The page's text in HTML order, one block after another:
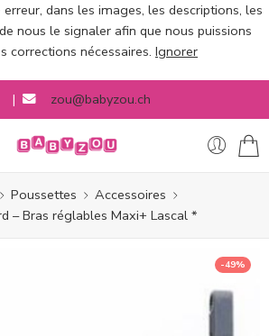
dans les images, les descriptions, les
nous le signaler afin que nous puissions
corrections nécessaires. Ignorer
| zou@babyzou.ch
Poussettes
Accessoires
– Bras réglables Maxi+ Lascal *
-49%